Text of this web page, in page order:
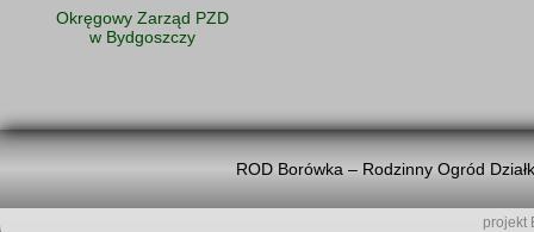
Okręgowy Zarząd PZD
w Bydgoszczy
ROD Borówka – Rodzinny Ogród
projekt